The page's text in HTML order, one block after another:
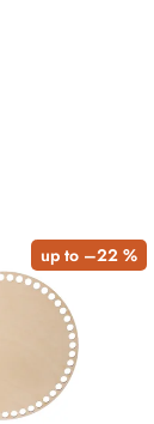
up to –22 %